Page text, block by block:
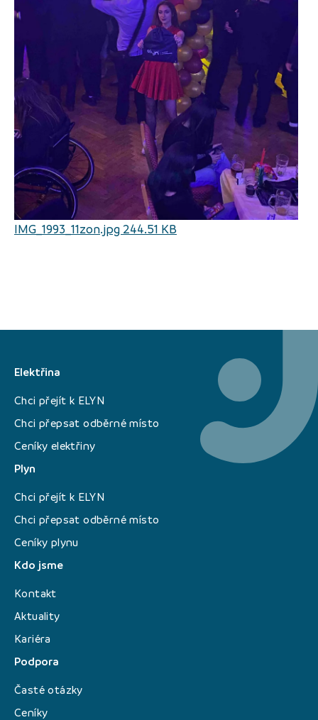
IMG_1993_11zon.jpg 244.51 KB
Elektřina
Chci přejít k ELYN
Chci přepsat odběrné místo
Ceníky elektřiny
Plyn
Chci přejít k ELYN
Chci přepsat odběrné místo
Ceníky plynu
Kdo jsme
Kontakt
Aktuality
Kariéra
Podpora
Časté otázky
Ceníky